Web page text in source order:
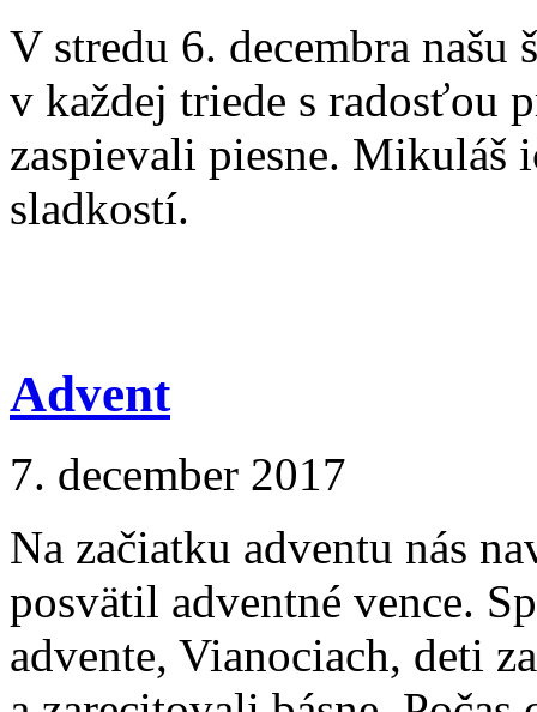
V stredu 6. decembra
v každej triede s radosťou
zaspievali piesne. Mikuláš
sladkostí.
Advent
7. december 2017
Na začiatku adventu nás
posvätil adventné vence.
advente, Vianociach, deti